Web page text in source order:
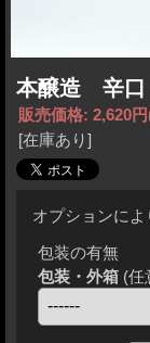
本醸造 辛
販売価格: 2,620円
[在庫あり]
オプションによ
包装の有無
包装・外箱 (任